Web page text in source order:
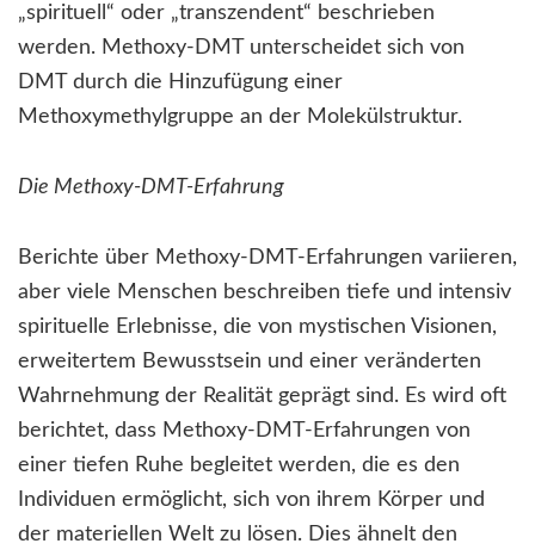
„spirituell“ oder „transzendent“ beschrieben
werden. Methoxy-DMT unterscheidet sich von
DMT durch die Hinzufügung einer
Methoxymethylgruppe an der Molekülstruktur.
Die Methoxy-DMT-Erfahrung
Berichte über Methoxy-DMT-Erfahrungen variieren,
aber viele Menschen beschreiben tiefe und intensiv
spirituelle Erlebnisse, die von mystischen Visionen,
erweitertem Bewusstsein und einer veränderten
Wahrnehmung der Realität geprägt sind. Es wird oft
berichtet, dass Methoxy-DMT-Erfahrungen von
einer tiefen Ruhe begleitet werden, die es den
Individuen ermöglicht, sich von ihrem Körper und
der materiellen Welt zu lösen. Dies ähnelt den